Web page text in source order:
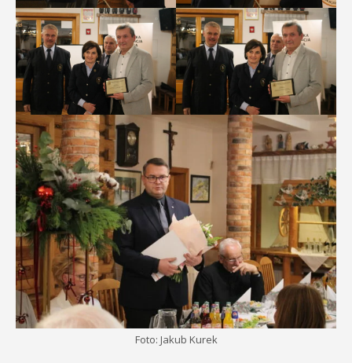
Foto: Jakub Kurek